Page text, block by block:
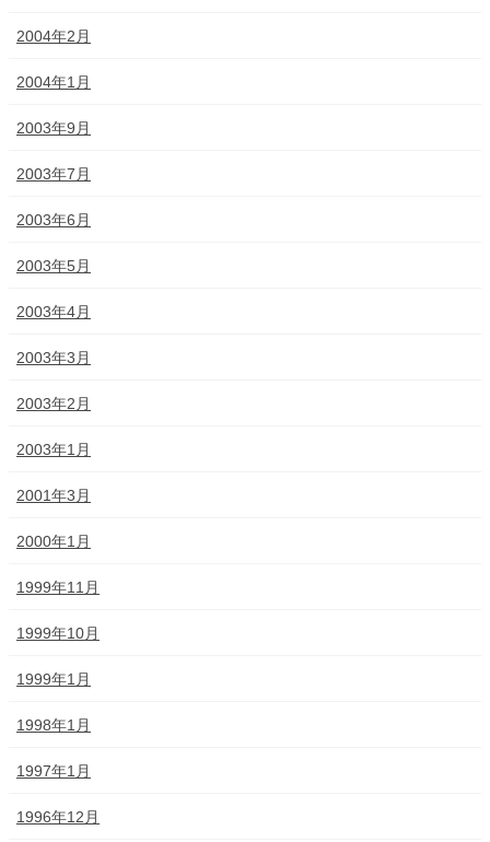
2004年2月
2004年1月
2003年9月
2003年7月
2003年6月
2003年5月
2003年4月
2003年3月
2003年2月
2003年1月
2001年3月
2000年1月
1999年11月
1999年10月
1999年1月
1998年1月
1997年1月
1996年12月